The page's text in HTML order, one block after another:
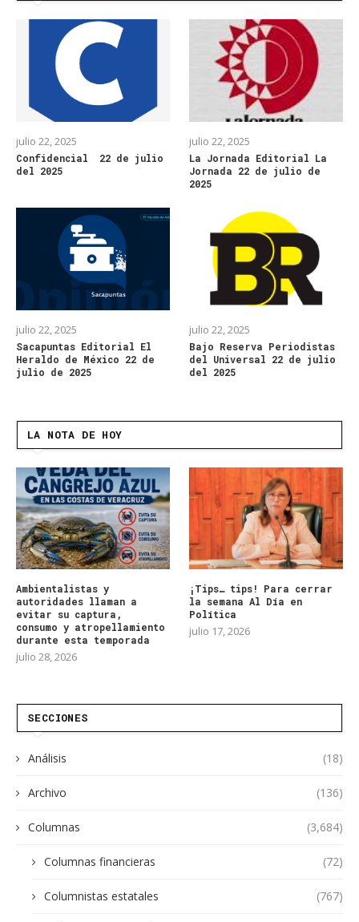
julio 22, 2025
Confidencial 22 de julio
del 2025
julio 22, 2025
La Jornada Editorial La
Jornada 22 de julio de
2025
julio 22, 2025
Sacapuntas Editorial El
Heraldo de México 22 de
julio de 2025
julio 22, 2025
Bajo Reserva Periodistas
del Universal 22 de julio
del 2025
LA NOTA DE HOY
Ambientalistas y
autoridades llaman a
evitar su captura,
consumo y atropellamiento
durante esta temporada
julio 28, 2026
¡Tips… tips! Para cerrar
la semana Al Día en
Política
julio 17, 2026
SECCIONES
Análisis (18)
Archivo (136)
Columnas (3,684)
Columnas financieras (72)
Columnistas estatales (767)